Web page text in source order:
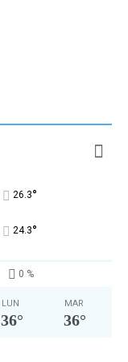
26.3°
24.3°
0 %
LUN
36°
MAR
36°